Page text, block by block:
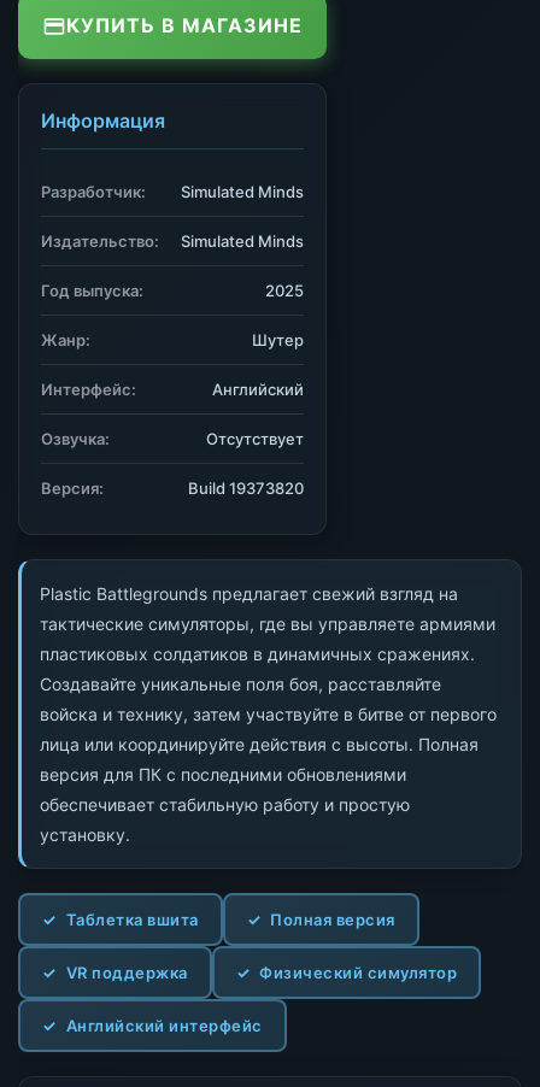
Plastic Battlegrounds предлагает свежий взгляд на
тактические симуляторы, где вы управляете армиями
пластиковых солдатиков в динамичных сражениях.
Создавайте уникальные поля боя, расставляйте
войска и технику, затем участвуйте в битве от первого
лица или координируйте действия с высоты. Полная
версия для ПК с последними обновлениями
обеспечивает стабильную работу и простую
установку.
Таблетка вшита Полная версия
VR поддержка Физический симулятор
Английский интерфейс
КУПИТЬ В МАГАЗИНЕ
Информация
Разработчик: Simulated Minds
Издательство: Simulated Minds
Год выпуска: 2025
Жанр: Шутер
Интерфейс: Английский
Озвучка: Отсутствует
Версия: Build 19373820